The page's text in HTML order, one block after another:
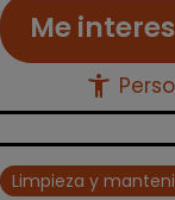
Me
accessibility_new
Limpieza y